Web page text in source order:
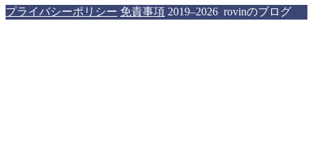
プライバシーポリシー 免責事項 2019–2026 rovinのブログ